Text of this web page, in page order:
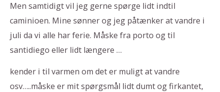
Men samtidigt vil jeg gerne spørge lidt indtil
caminioen. Mine sønner og jeg påtænker at vandre i
juli da vi alle har ferie. Måske fra porto og til
santidiego eller lidt længere …
kender i til varmen om det er muligt at vandre
osv…..måske er mit spørgsmål lidt dumt og firkantet,